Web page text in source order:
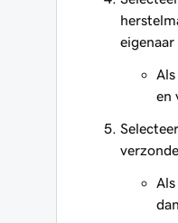
eigenaar
en
Selecteer